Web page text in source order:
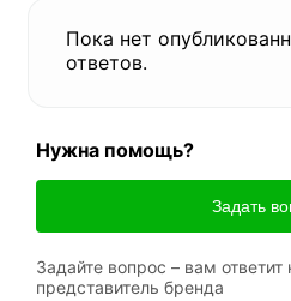
Пока нет
ответов.
Нужна помощь?
Задать
Задайте вопрос – вам
представитель бренда